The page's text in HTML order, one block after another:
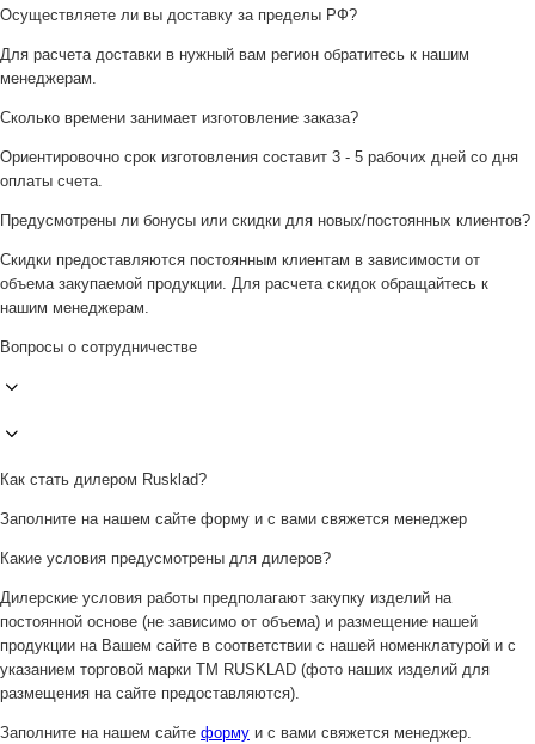
Осуществляете ли вы доставку за пределы РФ?
Для расчета доставки в нужный вам регион обратитесь к нашим
менеджерам.
Сколько времени занимает изготовление заказа?
Ориентировочно срок изготовления составит 3 - 5 рабочих дней со дня
оплаты счета.
Предусмотрены ли бонусы или скидки для новых/постоянных клиентов?
Скидки предоставляются постоянным клиентам в зависимости от
объема закупаемой продукции. Для расчета скидок обращайтесь к
нашим менеджерам.
Вопросы о сотрудничестве
Как стать дилером Rusklad?
Заполните на нашем сайте форму и с вами свяжется менеджер
Какие условия предусмотрены для дилеров?
Дилерские условия работы предполагают закупку изделий на
постоянной основе (не зависимо от объема) и размещение нашей
продукции на Вашем сайте в соответствии с нашей номенклатурой и с
указанием торговой марки ТМ RUSKLAD (фото наших изделий для
размещения на сайте предоставляются).
Заполните на нашем сайте форму и с вами свяжется менеджер.